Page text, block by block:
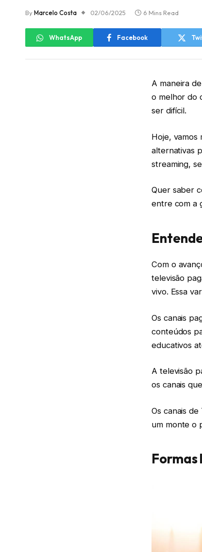
ByMarcelo Costa 02/06/2025 6 Mins Read
WhatsApp Facebook
A maneira
o melhor do
ser difícil.
Hoje, vamos
alternativas
streaming,
Quer saber
entre com a
Com o
televisão
vivo. Essa
Os canais
conteúdos
educativos
A televisão
os canais
Os canais
um monte o
Formas